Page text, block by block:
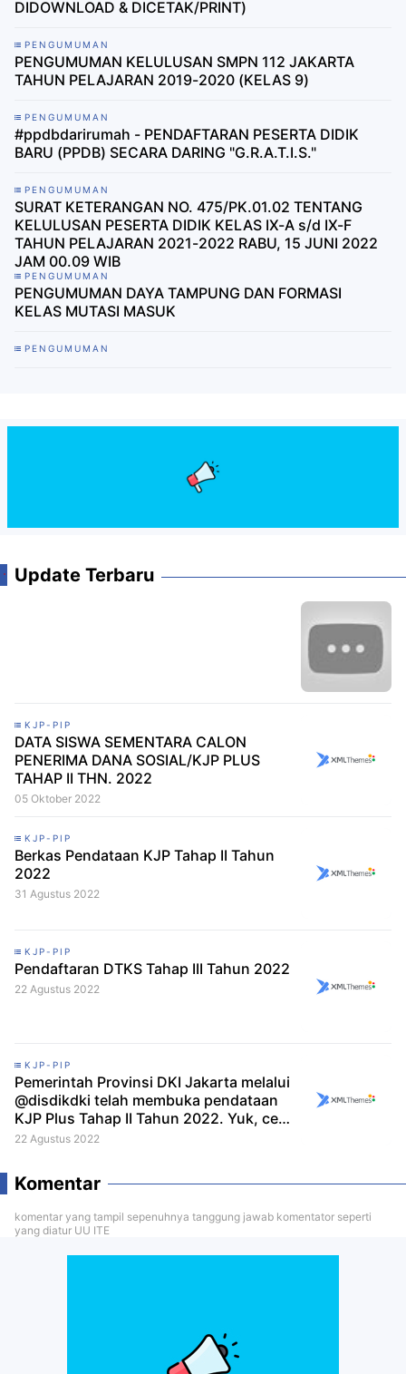
DIDOWNLOAD & DICETAK/PRINT)
PENGUMUMAN
PENGUMUMAN KELULUSAN SMPN 112 JAKARTA
TAHUN PELAJARAN 2019-2020 (KELAS 9)
PENGUMUMAN
#ppdbdarirumah - PENDAFTARAN PESERTA DIDIK
BARU (PPDB) SECARA DARING "G.R.A.T.I.S."
PENGUMUMAN
SURAT KETERANGAN NO. 475/PK.01.02 TENTANG
KELULUSAN PESERTA DIDIK KELAS IX-A s/d IX-F
TAHUN PELAJARAN 2021-2022 RABU, 15 JUNI 2022
JAM 00.09 WIB
PENGUMUMAN
PENGUMUMAN DAYA TAMPUNG DAN FORMASI
KELAS MUTASI MASUK
PENGUMUMAN
Update Terbaru
KJP-PIP
DATA SISWA SEMENTARA CALON
PENERIMA DANA SOSIAL/KJP PLUS
TAHAP II THN. 2022
05 Oktober 2022
KJP-PIP
Berkas Pendataan KJP Tahap II Tahun
2022
31 Agustus 2022
KJP-PIP
Pendaftaran DTKS Tahap III Tahun 2022
22 Agustus 2022
KJP-PIP
Pemerintah Provinsi DKI Jakarta melalui
@disdikdki telah membuka pendataan
KJP Plus Tahap II Tahun 2022. Yuk, cek
infografik berikut untuk lengkapnya!
22 Agustus 2022
Komentar
komentar yang tampil sepenuhnya tanggung jawab komentator seperti
yang diatur UU ITE